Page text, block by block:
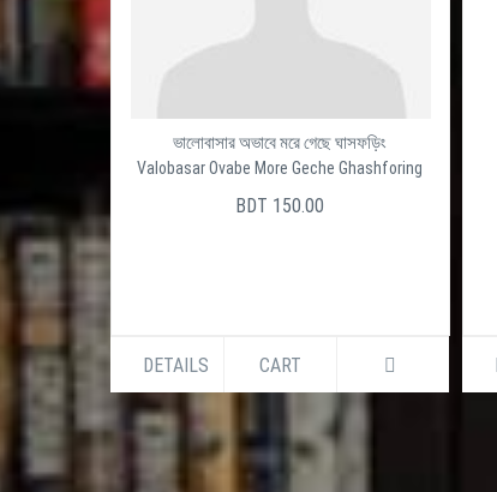
ভালোবাসার অভাবে মরে গেছে ঘাসফড়িং
Valobasar Ovabe More Geche Ghashforing
BDT 150.00
DETAILS CART